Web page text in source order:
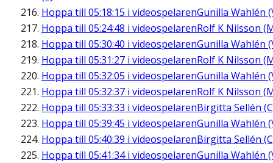
Hoppa till 05:18:15 i videospelarenGunilla Wahlén
Hoppa till 05:24:48 i videospelarenRolf K Nilsson
Hoppa till 05:30:40 i videospelarenGunilla Wahlén
Hoppa till 05:31:27 i videospelarenRolf K Nilsson
Hoppa till 05:32:05 i videospelarenGunilla Wahlén
Hoppa till 05:32:37 i videospelarenRolf K Nilsson
Hoppa till 05:33:33 i videospelarenBirgitta Sellén
Hoppa till 05:39:45 i videospelarenGunilla Wahlén
Hoppa till 05:40:39 i videospelarenBirgitta Sellén
Hoppa till 05:41:34i videospelarenGunilla Wahlén